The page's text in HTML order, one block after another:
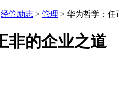
经管励志 > 管理 > 华为哲学：任
非的企业之道